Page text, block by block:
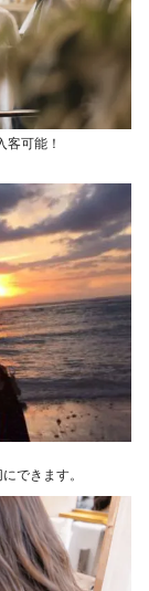
可能！
できます。